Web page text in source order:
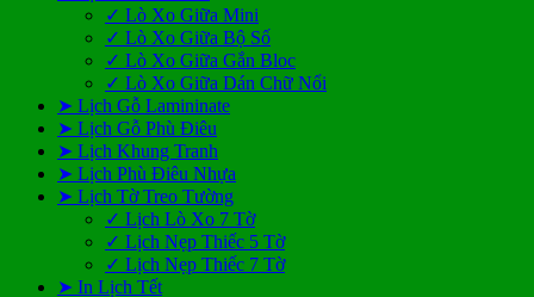
✓ Lò Xo Giữa Mini
✓ Lò Xo Giữa Bộ Số
✓ Lò Xo Giữa Gắn Bloc
✓ Lò Xo Giữa Dán Chữ Nổi
➤ Lịch Gỗ Lamininate
➤ Lịch Gỗ Phù Điêu
➤ Lịch Khung Tranh
➤ Lịch Phù Điêu Nhựa
➤ Lịch Tờ Treo Tường
✓ Lịch Lò Xo 7 Tờ
✓ Lịch Nẹp Thiếc 5 Tờ
✓ Lịch Nẹp Thiếc 7 Tờ
➤ In Lịch Tết